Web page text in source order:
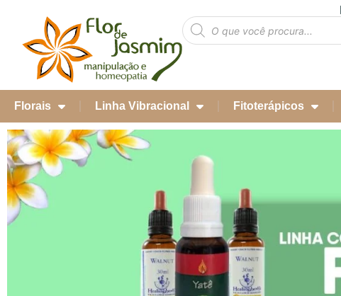
Florais Linha Vibracional Fitoterápicos